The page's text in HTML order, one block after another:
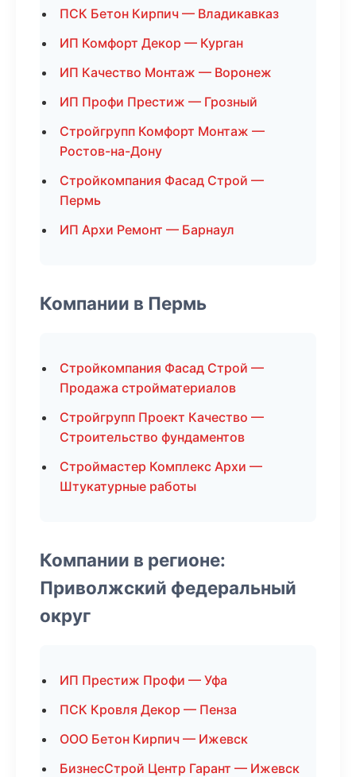
ПСК Бетон Кирпич — Владикавказ
ИП Комфорт Декор — Курган
ИП Качество Монтаж — Воронеж
ИП Профи Престиж — Грозный
Стройгрупп Комфорт Монтаж —
Ростов-на-Дону
Стройкомпания Фасад Строй —
Пермь
ИП Архи Ремонт — Барнаул
Компании в Пермь
Стройкомпания Фасад Строй —
Продажа стройматериалов
Стройгрупп Проект Качество —
Строительство фундаментов
Строймастер Комплекс Архи —
Штукатурные работы
Компании в регионе:
Приволжский федеральный
округ
ИП Престиж Профи — Уфа
ПСК Кровля Декор — Пенза
ООО Бетон Кирпич — Ижевск
БизнесСтрой Центр Гарант — Ижевск